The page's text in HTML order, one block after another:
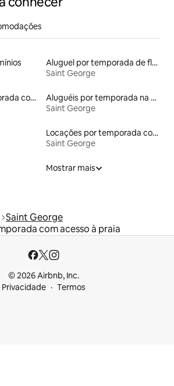
Aluguel por temporada de flats
Saint George
Aluguéis por temporada com caiaque
Aluguéis por temporada na orla
Saint George
Locações por temporada com piscina
Saint George
Mostrar mais
Saint George
com acesso à praia
© 2026 Airbnb, Inc.
Privacidade
Termos